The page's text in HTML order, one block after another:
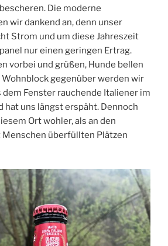
Die moderne
wir dankend an, denn unser
Strom und um diese Jahreszeit
nur einen geringen Ertrag.
vorbei und grüßen, Hunde bellen
Wohnblock gegenüber werden wir
Fenster rauchende Italiener im
hat uns längst erspäht. Dennoch
Ort wohler, als an den
überfüllten Plätzen